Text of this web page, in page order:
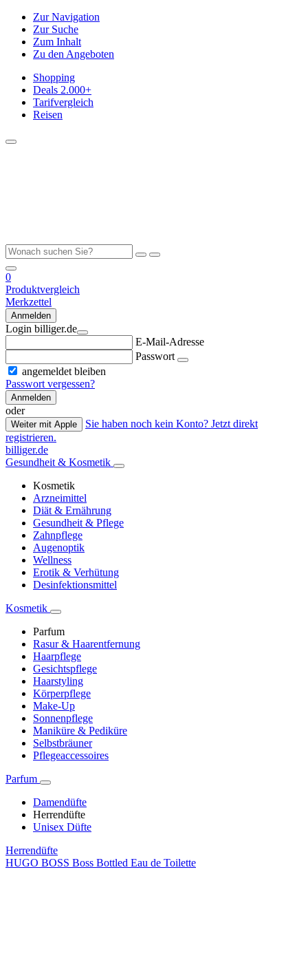
Zur Navigation
Zur Suche
Zum Inhalt
Zu den Angeboten
Shopping
Deals 2.000+
Tarifvergleich
Reisen
0
Produktvergleich
Merkzettel
Anmelden
Login billiger.de
E-Mail-Adresse
Passwort
angemeldet bleiben
Passwort vergessen?
Anmelden
oder
Weiter mit Apple
Sie haben noch kein Konto? Jetzt direkt
registrieren.
billiger.de
Gesundheit & Kosmetik
Kosmetik
Arzneimittel
Diät & Ernährung
Gesundheit & Pflege
Zahnpflege
Augenoptik
Wellness
Erotik & Verhütung
Desinfektionsmittel
Kosmetik
Parfum
Rasur & Haarentfernung
Haarpflege
Gesichtspflege
Haarstyling
Körperpflege
Make-Up
Sonnenpflege
Maniküre & Pediküre
Selbstbräuner
Pflegeaccessoires
Parfum
Damendüfte
Herrendüfte
Unisex Düfte
Herrendüfte
HUGO BOSS Boss Bottled Eau de Toilette